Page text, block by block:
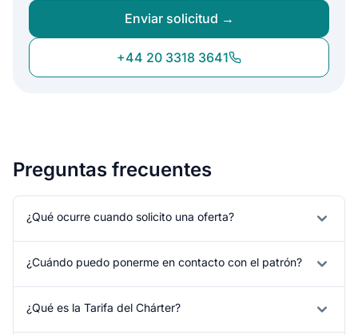
Enviar solicitud →
+44 20 3318 3641
Preguntas frecuentes
¿Qué ocurre cuando solicito una oferta?
¿Cuándo puedo ponerme en contacto con el patrón?
¿Qué es la Tarifa del Chárter?